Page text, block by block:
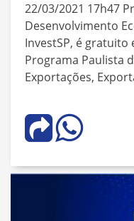
22/03/2021 17h47
Desenvolvimento
InvestSP, é gratuito
Programa Paulista
Exportações,